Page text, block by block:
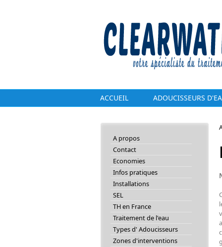
ACCUEIL ADOUCISSEURS
A propos
Contact
Economies
Infos pratiques
Installations
SEL
TH en France
Traitement de l'eau
Types d' Adoucisseurs
Zones d'interventions